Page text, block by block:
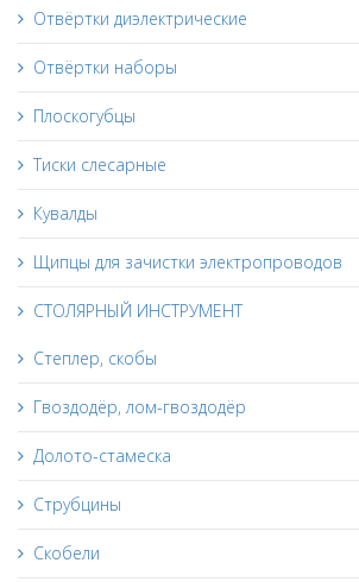
Отвёртки диэлектрические
Отвёртки наборы
Плоскогубцы
Тиски слесарные
Кувалды
Щипцы для зачистки электропроводов
СТОЛЯРНЫЙ ИНСТРУМЕНТ
Степлер, скобы
Гвоздодёр, лом-гвоздодёр
Долото-стамеска
Струбцины
Скобели